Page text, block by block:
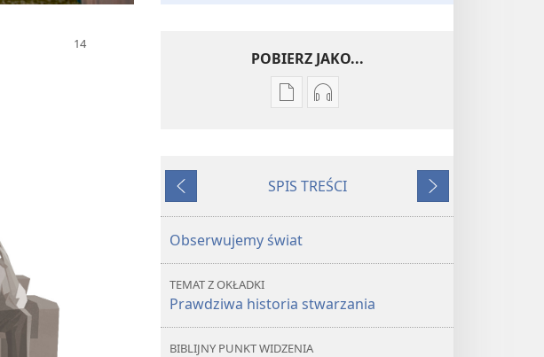
POBIERZ JAKO...
Ustawienia
PRZEBUDŹCIE
Prawdziwa
historia
Ustawienia
PRZEBUDŹCIE
Wstecz
SPIS TREŚCI
Dalej
Obserwujemy świat
TEMAT Z OKŁADKI
Prawdziwa historia stwarzania
BIBLIJNY PUNKT WIDZENIA